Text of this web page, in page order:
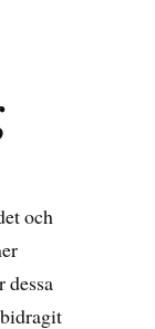
och
dessa